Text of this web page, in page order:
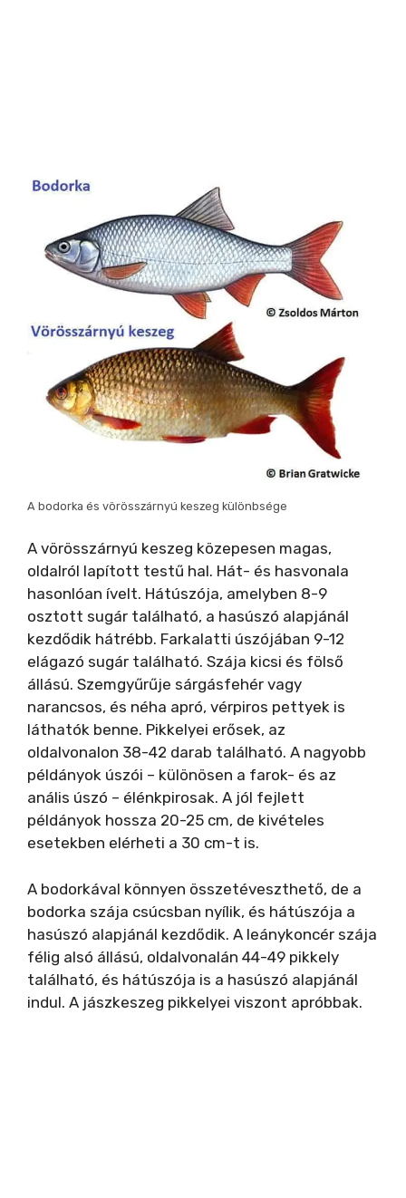
A bodorka és vörösszárnyú keszeg különbsége
A vörösszárnyú keszeg közepesen magas,
oldalról lapított testű hal. Hát- és hasvonala
hasonlóan ívelt. Hátúszója, amelyben 8-9
osztott sugár található, a hasúszó alapjánál
kezdődik hátrébb. Farkalatti úszójában 9-12
elágazó sugár található. Szája kicsi és fölső
állású. Szemgyűrűje sárgásfehér vagy
narancsos, és néha apró, vérpiros pettyek is
láthatók benne. Pikkelyei erősek, az
oldalvonalon 38-42 darab található. A nagyobb
példányok úszói – különösen a farok- és az
anális úszó – élénkpirosak. A jól fejlett
példányok hossza 20-25 cm, de kivételes
esetekben elérheti a 30 cm-t is.
A bodorkával könnyen összetéveszthető, de a
bodorka szája csúcsban nyílik, és hátúszója a
hasúszó alapjánál kezdődik. A leánykoncér szája
félig alsó állású, oldalvonalán 44-49 pikkely
található, és hátúszója is a hasúszó alapjánál
indul. A jászkeszeg pikkelyei viszont apróbbak.